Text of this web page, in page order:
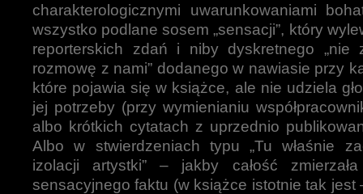
charakterologicznymi uwarunkowaniami
wszystko podlane sosem „sensacji”, który
reporterskich zdań i niby dyskretnego „nie
rozmowę z nami” dodanego w nawiasie przy
które pojawia się w książce, ale nie udziela
jej potrzeby (przy wymienianiu
albo krótkich cytatach z uprzednio
Albo w stwierdzeniach typu „Tu właśnie
izolacji artystki” – jakby całość
sensacyjnego faktu (w książce istotnie tak jest